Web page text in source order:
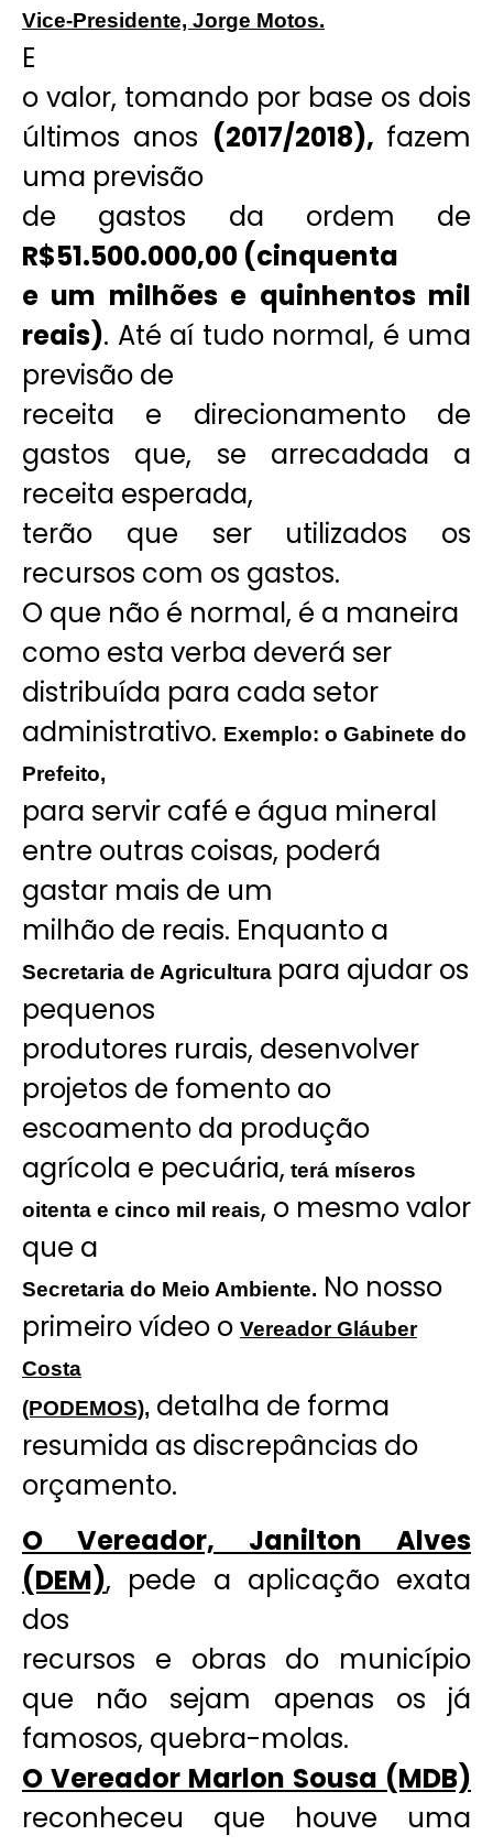
Vice-Presidente, Jorge Motos.
E
o valor, tomando por base os dois
últimos anos (2017/2018), fazem
uma previsão
de gastos da ordem de
R$51.500.000,00 (cinquenta
e um milhões e quinhentos mil
reais). Até aí tudo normal, é uma
previsão de
receita e direcionamento de
gastos que, se arrecadada a
receita esperada,
terão que ser utilizados os
recursos com os gastos.
O que não é normal, é a maneira
como esta verba deverá ser
distribuída para cada setor
administrativo. Exemplo: o Gabinete do
Prefeito,
para servir café e água mineral
entre outras coisas, poderá
gastar mais de um
milhão de reais. Enquanto a
Secretaria de Agricultura para ajudar os
pequenos
produtores rurais, desenvolver
projetos de fomento ao
escoamento da produção
agrícola e pecuária, terá míseros
oitenta e cinco mil reais, o mesmo valor
que a
Secretaria do Meio Ambiente. No nosso
primeiro vídeo o Vereador Gláuber
Costa
(PODEMOS), detalha de forma
resumida as discrepâncias do
orçamento.
O Vereador, Janilton Alves
(DEM), pede a aplicação exata
dos
recursos e obras do município
que não sejam apenas os já
famosos, quebra-molas.
O Vereador Marlon Sousa (MDB)
reconheceu que houve uma